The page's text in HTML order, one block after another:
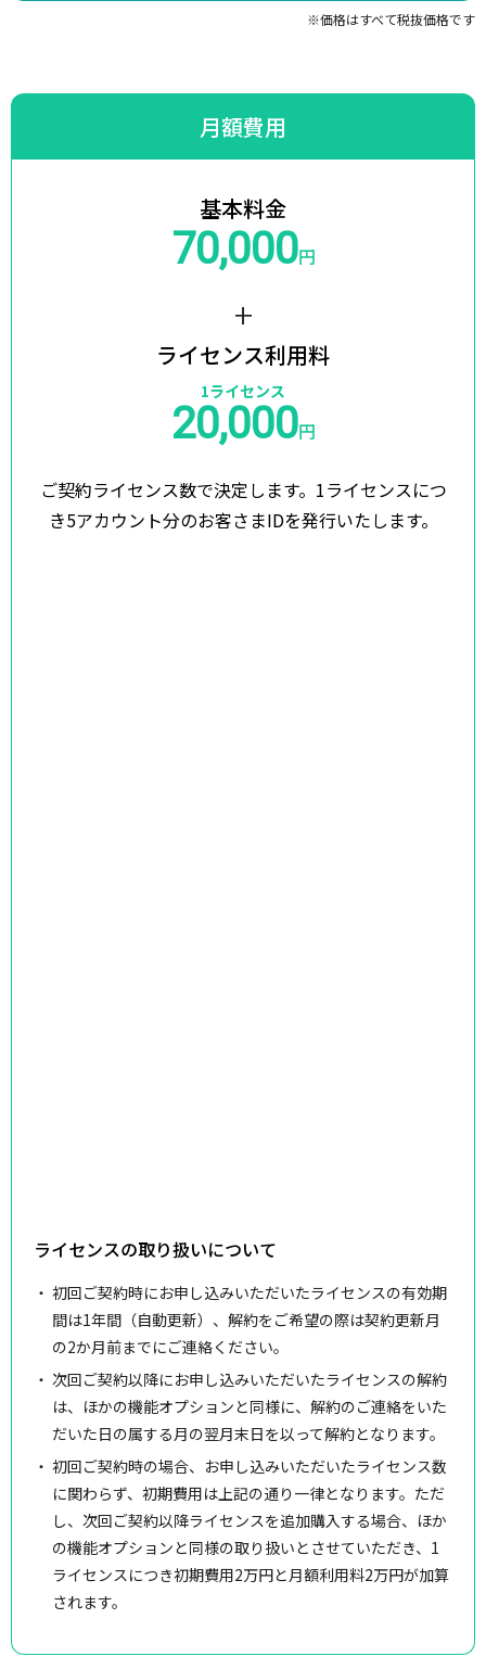
※価格はすべて税抜価格です
月額費用
基本料金
70,000円
+
ライセンス利用料
1ライセンス
20,000円
ご契約ライセンス数で決定します。 1ライセンスにつ
き5アカウント分のお客さまIDを発行いたします。
ライセンスの取り扱いについて
初回ご契約時にお申し込みいただいたライセンスの有効期
間は1年間（自動更新）、解約をご希望の際は契約更新月
の2か月前までにご連絡ください。
次回ご契約以降にお申し込みいただいたライセンスの解約
は、ほかの機能オプションと同様に、解約のご連絡をいた
だいた日の属する月の翌月末日を以って解約となります。
初回ご契約時の場合、お申し込みいただいたライセンス数
に関わらず、初期費用は上記の通り一律となります。ただ
し、次回ご契約以降ライセンスを追加購入する場合、ほか
の機能オプションと同様の取り扱いとさせていただき、1
ライセンスにつき初期費用2万円と月額利用料2万円が加算
されます。